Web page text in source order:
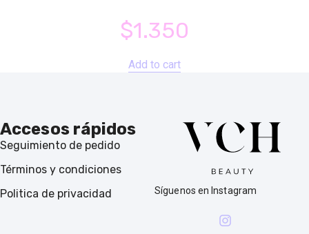
$1.350
Add to cart
Accesos rápidos
Seguimiento de pedido
Términos y condiciones
Politica de privacidad
Síguenos en Instagram